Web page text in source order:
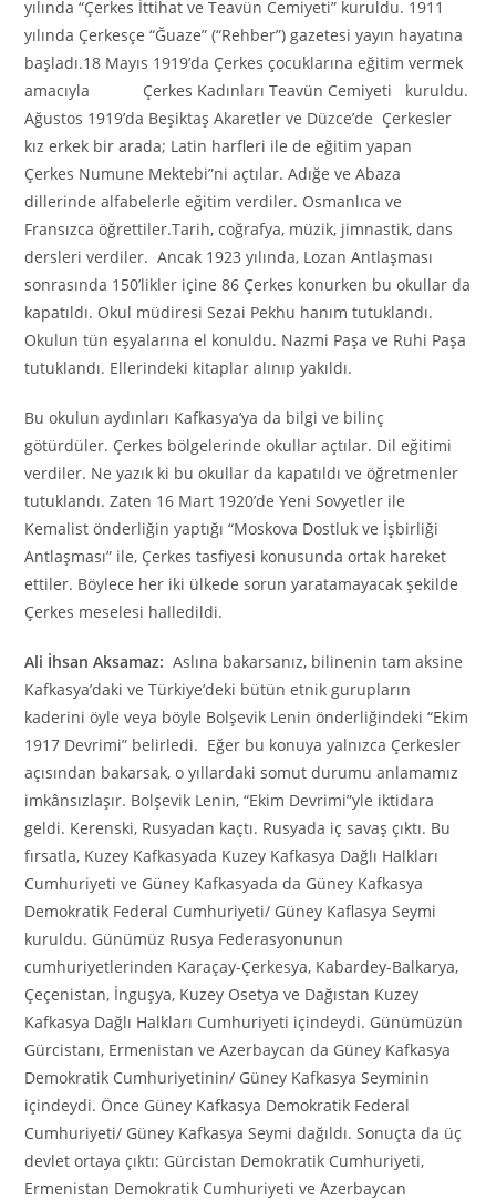
yılında “Çerkes İttihat ve Teavün Cemiyeti” kuruldu. 1911
yılında Çerkesçe “Ğuaze” (“Rehber”) gazetesi yayın hayatına
başladı.18 Mayıs 1919’da Çerkes çocuklarına eğitim vermek
amacıyla Çerkes Kadınları Teavün Cemiyeti kuruldu.
Ağustos 1919’da Beşiktaş Akaretler ve Düzce’de Çerkesler
kız erkek bir arada; Latin harfleri ile de eğitim yapan
Çerkes Numune Mektebi”ni açtılar. Adığe ve Abaza
dillerinde alfabelerle eğitim verdiler. Osmanlıca ve
Fransızca öğrettiler.Tarih, coğrafya, müzik, jimnastik, dans
dersleri verdiler. Ancak 1923 yılında, Lozan Antlaşması
sonrasında 150’likler içine 86 Çerkes konurken bu okullar da
kapatıldı. Okul müdiresi Sezai Pekhu hanım tutuklandı.
Okulun tün eşyalarına el konuldu. Nazmi Paşa ve Ruhi Paşa
tutuklandı. Ellerindeki kitaplar alınıp yakıldı.
Bu okulun aydınları Kafkasya’ya da bilgi ve bilinç
götürdüler. Çerkes bölgelerinde okullar açtılar. Dil eğitimi
verdiler. Ne yazık ki bu okullar da kapatıldı ve öğretmenler
tutuklandı. Zaten 16 Mart 1920’de Yeni Sovyetler ile
Kemalist önderliğin yaptığı “Moskova Dostluk ve İşbirliği
Antlaşması” ile, Çerkes tasfiyesi konusunda ortak hareket
ettiler. Böylece her iki ülkede sorun yaratamayacak şekilde
Çerkes meselesi halledildi.
Ali İhsan Aksamaz:Aslına bakarsanız, bilinenin tam aksine
Kafkasya’daki ve Türkiye’deki bütün etnik gurupların
kaderini öyle veya böyle Bolşevik Lenin önderliğindeki “Ekim
1917 Devrimi” belirledi. Eğer bu konuya yalnızca Çerkesler
açısından bakarsak, o yıllardaki somut durumu anlamamız
imkânsızlaşır. Bolşevik Lenin, “Ekim Devrimi”yle iktidara
geldi. Kerenski, Rusyadan kaçtı. Rusyada iç savaş çıktı. Bu
fırsatla, Kuzey Kafkasyada Kuzey Kafkasya Dağlı Halkları
Cumhuriyeti ve Güney Kafkasyada da Güney Kafkasya
Demokratik Federal Cumhuriyeti/ Güney Kaflasya Seymi
kuruldu. Günümüz Rusya Federasyonunun
cumhuriyetlerinden Karaçay-Çerkesya, Kabardey-Balkarya,
Çeçenistan, İnguşya, Kuzey Osetya ve Dağıstan Kuzey
Kafkasya Dağlı Halkları Cumhuriyeti içindeydi. Günümüzün
Gürcistanı, Ermenistan ve Azerbaycan da Güney Kafkasya
Demokratik Cumhuriyetinin/ Güney Kafkasya Seyminin
içindeydi. Önce Güney Kafkasya Demokratik Federal
Cumhuriyeti/ Güney Kafkasya Seymi dağıldı. Sonuçta da üç
devlet ortaya çıktı: Gürcistan Demokratik Cumhuriyeti,
Ermenistan Demokratik Cumhuriyeti ve Azerbaycan